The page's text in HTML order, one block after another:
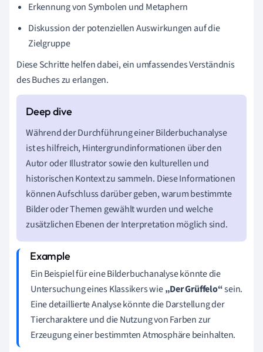
Erkennung von Symbolen und Metaphern
Diskussion der potenziellen Auswirkungen auf die
Zielgruppe
Diese Schritte helfen dabei, ein umfassendes Verständnis
des Buches zu erlangen.
Während der Durchführung einer Bilderbuchanalyse
ist es hilfreich, Hintergrundinformationen über den
Autor oder Illustrator sowie den kulturellen und
historischen Kontext zu sammeln. Diese Informationen
können Aufschluss darüber geben, warum bestimmte
Bilder oder Themen gewählt wurden und welche
zusätzlichen Ebenen der Interpretation möglich sind.
Ein Beispiel für eine Bilderbuchanalyse könnte die
Untersuchung eines Klassikers wie„Der Grüffelo“sein.
Eine detaillierte Analyse könnte die Darstellung der
Tiercharaktere und die Nutzung von Farben zur
Erzeugung einer bestimmten Atmosphäre beinhalten.